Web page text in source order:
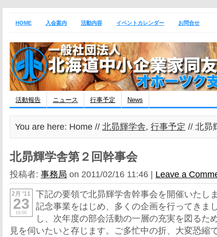
HOME 入会案内 活動内容 イベントカレンダー お問合せ
活動報告 ニュース 行事予定 News
You are here: Home // 北昴輝学舎, 行事予定 // 北昴
北昴輝学舎第２回幹事会
投稿者: 事務局 on 2011/02/16 11:46 | Leave a
2月 ’11
23
19:00
下記の要領で北昴輝学舎幹事会を開催いたし
記念事業をはじめ、多くの企画を行ってきま
し、次年度の部会活動の一層の充実を図るた
見を伺いたいと存じます。ご多忙中の折、大変恐縮